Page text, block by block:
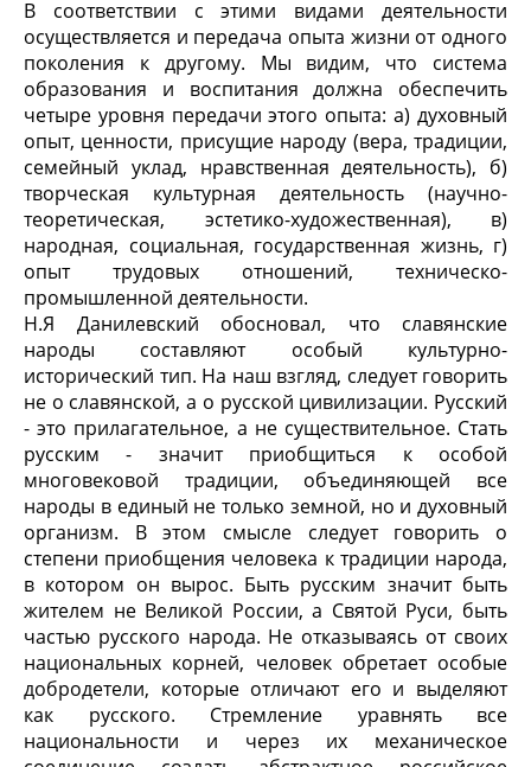
В соответствии с этими видами деятельности
осуществляется и передача опыта жизни от одного
поколения к другому. Мы видим, что система
образования и воспитания должна обеспечить
четыре уровня передачи этого опыта: а) духовный
опыт, ценности, присущие народу (вера, традиции,
семейный уклад, нравственная деятельность), б)
творческая культурная деятельность (научно-
теоретическая, эстетико-художественная), в)
народная, социальная, государственная жизнь, г)
опыт трудовых отношений, техническо-
промышленной деятельности.
Н.Я Данилевский обосновал, что славянские
народы составляют особый культурно-
исторический тип. На наш взгляд, следует говорить
не о славянской, а о русской цивилизации. Русский
- это прилагательное, а не существительное. Стать
русским - значит приобщиться к особой
многовековой традиции, объединяющей все
народы в единый не только земной, но и духовный
организм. В этом смысле следует говорить о
степени приобщения человека к традиции народа,
в котором он вырос. Быть русским значит быть
жителем не Великой России, а Святой Руси, быть
частью русского народа. Не отказываясь от своих
национальных корней, человек обретает особые
добродетели, которые отличают его и выделяют
как русского. Стремление уравнять все
национальности и через их механическое